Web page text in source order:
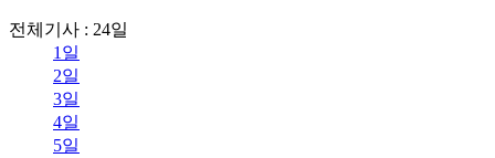
전체기사 : 24일
1일
2일
3일
4일
5일